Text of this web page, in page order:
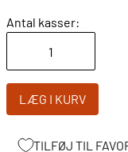
Antal kasser:
LÆG I KURV
TILFØJ TIL